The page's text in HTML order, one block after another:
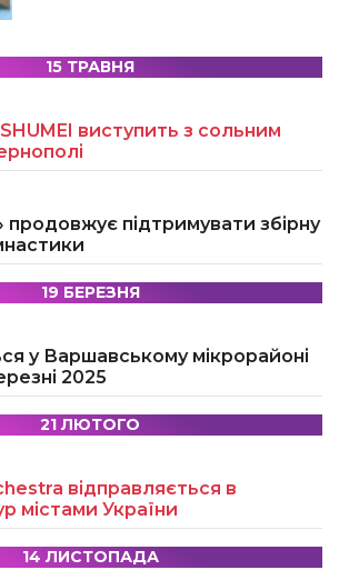
15 ТРАВНЯ
виступить з сольним
підтримувати збірну
19 БЕРЕЗНЯ
у Варшавському мікрорайоні
2025
21 ЛЮТОГО
відправляється в
містами України
14 ЛИСТОПАДА